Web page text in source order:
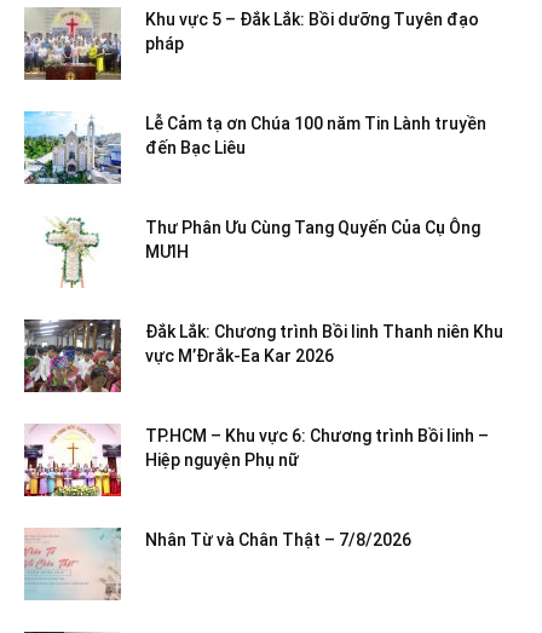
Khu vực 5 – Đắk Lắk: Bồi dưỡng Tuyên đạo
pháp
Lễ Cảm tạ ơn Chúa 100 năm Tin Lành truyền
đến Bạc Liêu
Thư Phân Ưu Cùng Tang Quyến Của Cụ Ông
MƯIH
Đắk Lắk: Chương trình Bồi linh Thanh niên Khu
vực M’Đrắk-Ea Kar 2026
TP.HCM – Khu vực 6: Chương trình Bồi linh –
Hiệp nguyện Phụ nữ
Nhân Từ và Chân Thật – 7/8/2026